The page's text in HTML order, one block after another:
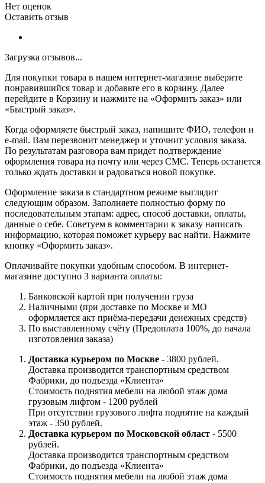
Нет оценок
Оставить отзыв
Загрузка отзывов...
Для покупки товара в нашем интернет-магазине выберите
понравившийся товар и добавьте его в корзину. Далее
перейдите в Корзину и нажмите на «Оформить заказ» или
«Быстрый заказ».
Когда оформляете быстрый заказ, напишите ФИО, телефон и
e-mail. Вам перезвонит менеджер и уточнит условия заказа.
По результатам разговора вам придет подтверждение
оформления товара на почту или через СМС. Теперь останется
только ждать доставки и радоваться новой покупке.
Оформление заказа в стандартном режиме выглядит
следующим образом. Заполняете полностью форму по
последовательным этапам: адрес, способ доставки, оплаты,
данные о себе. Советуем в комментарии к заказу написать
информацию, которая поможет курьеру вас найти. Нажмите
кнопку «Оформить заказ».
Оплачивайте покупки удобным способом. В интернет-
магазине доступно 3 варианта оплаты:
Банковской картой при получении груза
Наличными (при доставке по Москве и МО
оформляется акт приёма-передачи денежных средств)
По выставленному счёту (Предоплата 100%, до начала
изготовления заказа)
Доставка курьером по Москве - 3800 рублей.
Доставка производится транспортным средством
Фабрики, до подъезда «Клиента»
Стоимость поднятия мебели на любой этаж дома
грузовым лифтом - 1200 рублей
При отсутствии грузового лифта поднятие на каждый
этаж - 350 рублей.
Доставка курьером по Московской област - 5500
рублей.
Доставка производится транспортным средством
Фабрики, до подъезда «Клиента»
Стоимость поднятия мебели на любой этаж дома